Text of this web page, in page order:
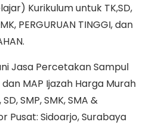
Kurikulum untuk TK,SD,
PERGURUAN TINGGI, dan
Jasa Percetakan Sampul
MAP Ijazah Harga Murah
SMP, SMK, SMA &
Pusat: Sidoarjo, Surabaya